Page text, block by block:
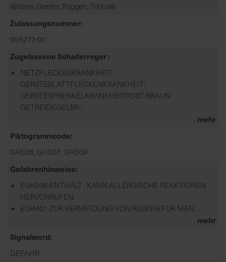
Weizen, Gerste, Roggen, Triticale
Zulassungsnummer
00A272-00
Zugelassene Schaderreger
NETZFLECKENKRANKHEIT:
GERSTEBLATTFLECKENKRANKHEIT:
GERSTESPRENKELKRANKHEITROST-BRAUN:
GETREIDEGELBR...
mehr
Piktogrammcode
GHS05, GHS07, GHS09
Gefahrenhinweise
EUH208-ENTHÄLT . KANN ALLERGISCHE REAKTIONEN
HERVORRUFEN.
EUH401-ZUR VERMEIDUNG VON RISIKEN FÜR MEN...
mehr
Signalword
GEFAHR